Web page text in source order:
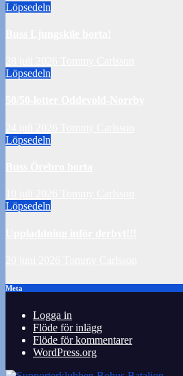
Löpsedeln
Löpsedeln
Löpsedeln
Löpsedeln
Meta
Logga in
Flöde för inlägg
Flöde för kommentarer
WordPress.org